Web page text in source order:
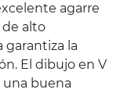
agarre
de alto
la
El dibujo en V
una buena